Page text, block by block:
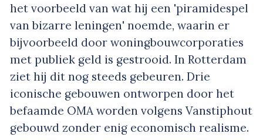
het voorbeeld van wat hij een 'piramidespel
van bizarre leningen' noemde, waarin er
bijvoorbeeld door woningbouwcorporaties
met publiek geld is gestrooid. In Rotterdam
ziet hij dit nog steeds gebeuren. Drie
iconische gebouwen ontworpen door het
befaamde OMA worden volgens Vanstiphout
gebouwd zonder enig economisch realisme.